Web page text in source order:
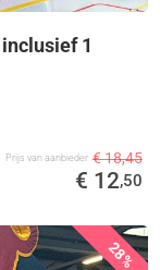
1
Prijs van aanbieder € 18,45
€ 12,50
28%